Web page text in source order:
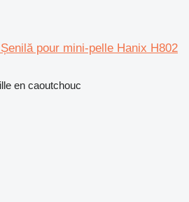
pour mini-pelle Hanix H802
en caoutchouc